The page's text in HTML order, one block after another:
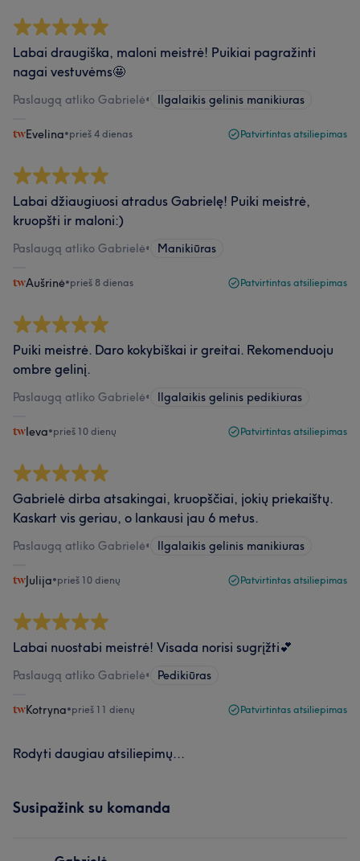
Labai draugiška, maloni meistrė! Puikiai pagražinti
nagai vestuvėms🤩
Paslaugą atliko Gabrielė• Ilgalaikis gelinis manikiuras
Evelina•prieš 4 dienas Patvirtintas atsiliepimas
Labai džiaugiuosi atradus Gabrielę! Puiki meistrė,
kruopšti ir maloni:)
Paslaugą atliko Gabrielė• Manikiūras
Aušrinė•prieš 8 dienas Patvirtintas atsiliepimas
Puiki meistrė. Daro kokybiškai ir greitai. Rekomenduoju
ombre gelinį.
Paslaugą atliko Gabrielė• Ilgalaikis gelinis pedikiuras
Ieva•prieš 10 dienų Patvirtintas atsiliepimas
Gabrielė dirba atsakingai, kruopščiai, jokių priekaištų.
Kaskart vis geriau, o lankausi jau 6 metus.
Paslaugą atliko Gabrielė• Ilgalaikis gelinis manikiuras
Julija•prieš 10 dienų Patvirtintas atsiliepimas
Labai nuostabi meistrė! Visada norisi sugrįžti💕
Paslaugą atliko Gabrielė• Pedikiūras
Kotryna•prieš 11 dienų Patvirtintas atsiliepimas
Rodyti daugiau atsiliepimų...
Susipažink su komanda